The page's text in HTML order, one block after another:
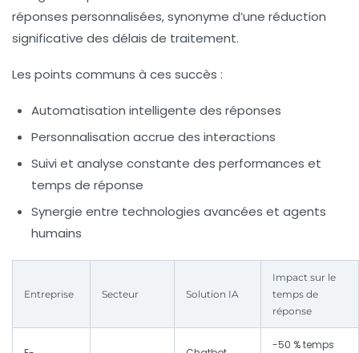
réponses personnalisées, synonyme d’une réduction
significative des délais de traitement.
Les points communs à ces succès :
Automatisation intelligente des réponses
Personnalisation accrue des interactions
Suivi et analyse constante des performances et
temps de réponse
Synergie entre technologies avancées et agents
humains
Entreprise Secteur Solution IA
Impact sur le
temps de
réponse
-50 % temps